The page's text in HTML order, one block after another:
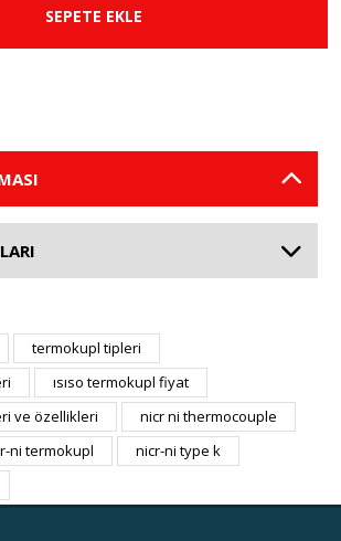
SEPETE EKLE
termokupl tipleri
ısıso termokupl fiyat
ve özellikleri
nicr ni thermocouple
ni termokupl
nicr-ni type k